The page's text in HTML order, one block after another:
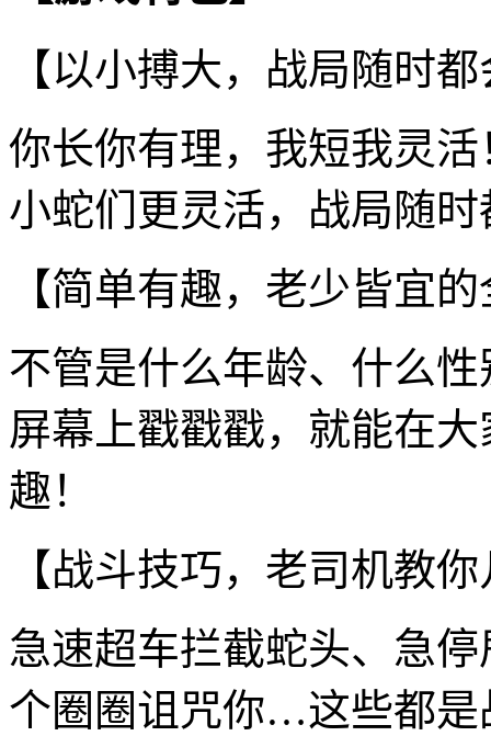
【以小搏大，战局随时
你长你有理，我短我灵
小蛇们更灵活，战局随
【简单有趣，老少皆宜
不管是什么年龄、什么
屏幕上戳戳戳，就能在
趣！
【战斗技巧，老司机教
急速超车拦截蛇头、急
个圈圈诅咒你…这些都是